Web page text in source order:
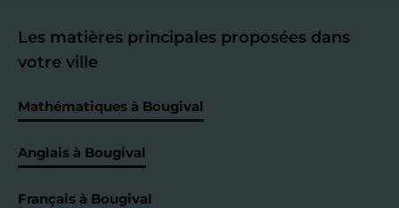
Les matières principales proposées dans
votre ville
Mathématiques à Bougival
Anglais à Bougival
Français à Bougival